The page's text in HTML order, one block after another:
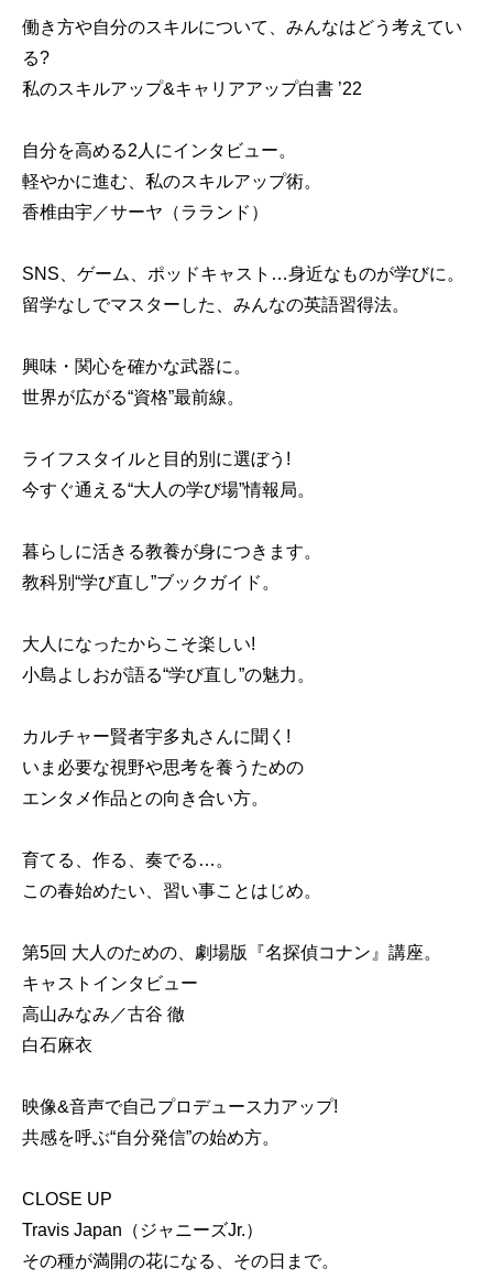
働き方や自分のスキルについて、みんなはどう考えてい
る?
私のスキルアップ&キャリアアップ白書 ’22
自分を高める2人にインタビュー。
軽やかに進む、私のスキルアップ術。
香椎由宇／サーヤ（ラランド）
SNS、ゲーム、ポッドキャスト…身近なものが学びに。
留学なしでマスターした、みんなの英語習得法。
興味・関心を確かな武器に。
世界が広がる“資格”最前線。
ライフスタイルと目的別に選ぼう!
今すぐ通える“大人の学び場”情報局。
暮らしに活きる教養が身につきます。
教科別“学び直し”ブックガイド。
大人になったからこそ楽しい!
小島よしおが語る“学び直し”の魅力。
カルチャー賢者宇多丸さんに聞く!
いま必要な視野や思考を養うための
エンタメ作品との向き合い方。
育てる、作る、奏でる…。
この春始めたい、習い事ことはじめ。
第5回 大人のための、劇場版『名探偵コナン』講座。
キャストインタビュー
高山みなみ／古谷 徹
白石麻衣
映像&音声で自己プロデュース力アップ!
共感を呼ぶ“自分発信”の始め方。
CLOSE UP
Travis Japan（ジャニーズJr.）
その種が満開の花になる、その日まで。